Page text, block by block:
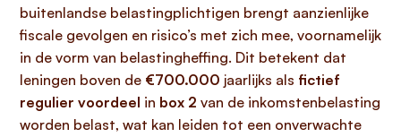
buitenlandse belastingplichtigen brengt aanzienlijke
fiscale gevolgen en risico’s met zich mee, voornamelijk
in de vorm van belastingheffing. Dit betekent dat
leningen boven de €700.000 jaarlijks als fictief
regulier voordeel in box 2 van de inkomstenbelasting
worden belast, wat kan leiden tot een onverwachte